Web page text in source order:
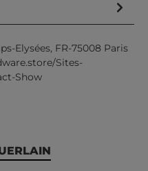
Elysées, FR-75008 Paris
Sites-
Show